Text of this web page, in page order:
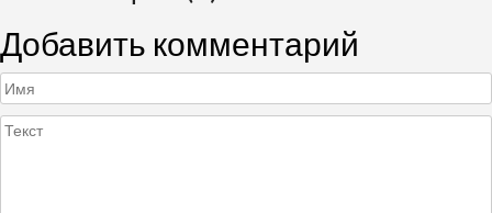
Добавить комментарий